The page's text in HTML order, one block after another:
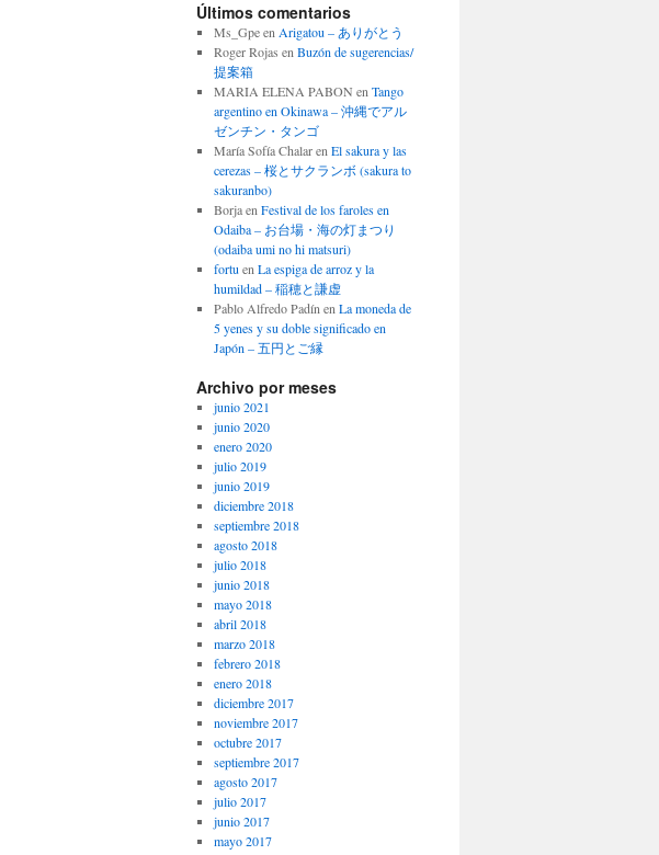
Últimos comentarios
Ms_Gpeen Arigatou – ありがとう
Roger Rojas en Buzón de sugerencias/
提案箱
MARIA ELENA PABON en Tango
argentino en Okinawa – 沖縄でアル
ゼンチン・タンゴ
María Sofía Chalaren El sakura y las
cerezas – 桜とサクランボ (sakura to
sakuranbo)
Borjaen Festival de los faroles en
Odaiba – お台場・海の灯まつり
(odaiba umi no hi matsuri)
fortu en La espiga de arroz y la
humildad – 稲穂と謙虚
Pablo Alfredo Padín en La moneda de
5 yenes y su doble significado en
Japón – 五円とご縁
Archivo por meses
junio 2021
junio 2020
enero 2020
julio 2019
junio 2019
diciembre 2018
septiembre 2018
agosto 2018
julio 2018
junio 2018
mayo 2018
abril 2018
marzo 2018
febrero 2018
enero 2018
diciembre 2017
noviembre 2017
octubre 2017
septiembre 2017
agosto 2017
julio 2017
junio 2017
mayo 2017